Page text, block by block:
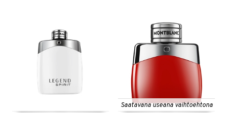
Saatavana useana vaihtoehtona